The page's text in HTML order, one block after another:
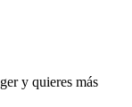
y quieres más